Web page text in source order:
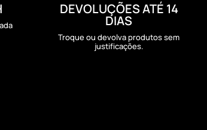
DEVOLUÇÕES ATÉ 14
DIAS
Troque ou devolva produtos sem
justificações.